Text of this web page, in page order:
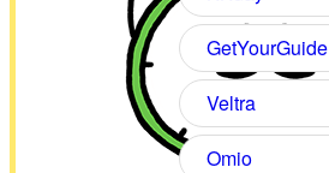
GetYourGuide
Veltra
Omio